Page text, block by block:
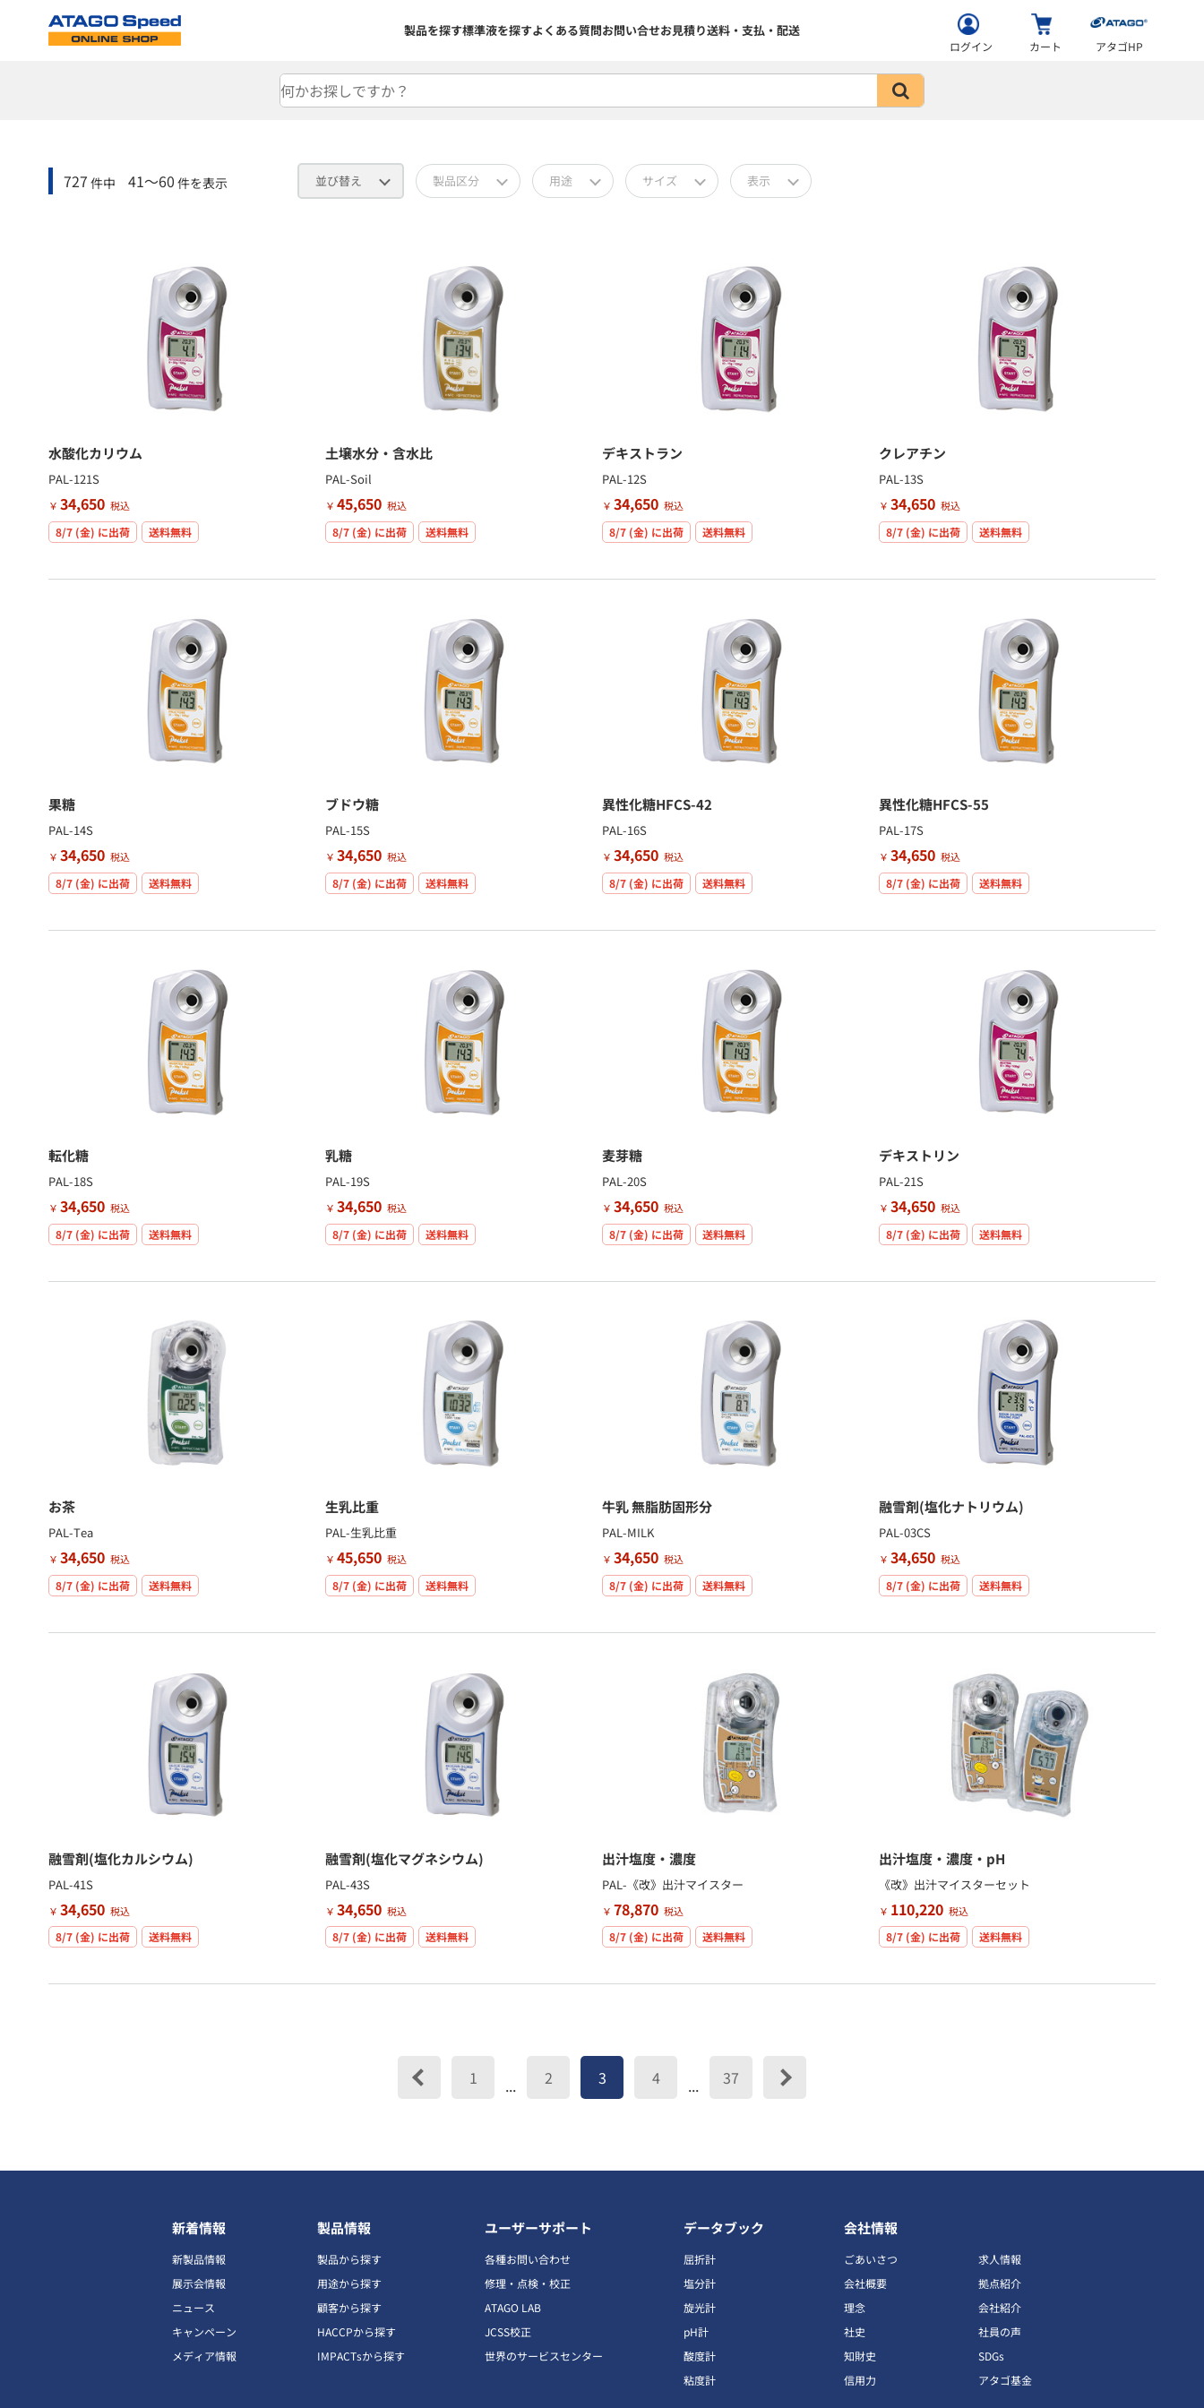
製品を探す標準液を探すよくある質問お問い合せお見積り送料・支払・配送
ログイン カート アタゴHP
727 件中 41～60 件を表示 並び替え 製品区分 用途 サイズ 表示
水酸化カリウム
PAL-121S
￥ 34,650 税込
8/7 (金) に出荷 送料無料
土壌水分・含水比
PAL-Soil
￥ 45,650 税込
8/7 (金) に出荷 送料無料
デキストラン
PAL-12S
￥ 34,650 税込
8/7 (金) に出荷 送料無料
クレアチン
PAL-13S
￥34,650 税込
8/7 (金) に出荷 送料無料
果糖
PAL-14S
￥ 34,650 税込
8/7 (金) に出荷 送料無料
ブドウ糖
PAL-15S
￥ 34,650 税込
8/7 (金) に出荷 送料無料
異性化糖HFCS-42
PAL-16S
￥ 34,650 税込
8/7 (金) に出荷 送料無料
異性化糖HFCS-55
PAL-17S
￥34,650 税込
8/7 (金) に出荷 送料無料
転化糖
PAL-18S
￥ 34,650 税込
8/7 (金) に出荷 送料無料
乳糖
PAL-19S
￥ 34,650 税込
8/7 (金) に出荷 送料無料
麦芽糖
PAL-20S
￥ 34,650 税込
8/7 (金) に出荷 送料無料
デキストリン
PAL-21S
￥34,650 税込
8/7 (金) に出荷 送料無料
お茶
PAL-Tea
￥ 34,650 税込
8/7 (金) に出荷 送料無料
生乳比重
PAL-生乳比重
￥ 45,650 税込
8/7 (金) に出荷 送料無料
牛乳 無脂肪固形分
PAL-MILK
￥ 34,650 税込
8/7 (金) に出荷 送料無料
融雪剤(塩化ナトリウム)
PAL-03CS
￥34,650 税込
8/7 (金) に出荷 送料無料
融雪剤(塩化カルシウム)
PAL-41S
￥ 34,650 税込
8/7 (金) に出荷 送料無料
融雪剤(塩化マグネシウム)
PAL-43S
￥ 34,650 税込
8/7 (金) に出荷 送料無料
出汁塩度・濃度
PAL-《改》出汁マイスター
￥ 78,870 税込
8/7 (金) に出荷 送料無料
出汁塩度・濃度・pH
《改》出汁マイスターセット
￥ 110,220 税込
8/7 (金) に出荷 送料無料
1 ... 2 3 4 ... 37
新着情報
新製品情報
展示会情報
ニュース
キャンペーン
メディア情報
製品情報
製品から探す
用途から探す
顧客から探す
HACCPから探す
IMPACTsから探す
ユーザーサポート
各種お問い合わせ
修理・点検・校正
ATAGO LAB
JCSS校正
世界のサービスセンター
データブック
屈折計
塩分計
旋光計
pH計
酸度計
粘度計
会社情報
ごあいさつ
会社概要
理念
社史
知財史
信用力
求人情報
拠点紹介
会社紹介
社員の声
SDGs
アタゴ基金